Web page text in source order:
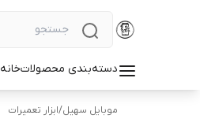
دسته‌بندی محصولاتخانه
موبایل سهیل/ابزار تعمیرات